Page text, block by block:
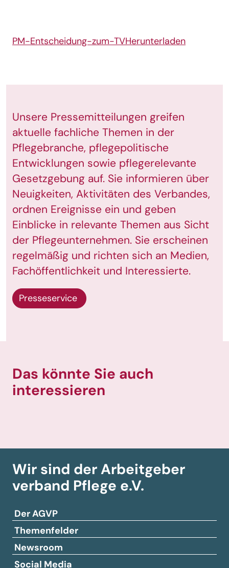
PM-Entscheidung-zum-TVHerunterladen
Unsere Pressemitteilungen greifen
aktuelle fachliche Themen in der
Pflegebranche, pflegepolitische
Entwicklungen sowie pflegerelevante
Gesetzgebung auf. Sie informieren über
Neuigkeiten, Aktivitäten des Verbandes,
ordnen Ereignisse ein und geben
Einblicke in relevante Themen aus Sicht
der Pflegeunternehmen. Sie erscheinen
regelmäßig und richten sich an Medien,
Fachöffentlichkeit und Interessierte.
Presseservice
Das könnte Sie auch
interessieren
Wir sind der Arbeitgeber­
verband Pflege e.V.
Der AGVP
Themenfelder
Newsroom
Social Media